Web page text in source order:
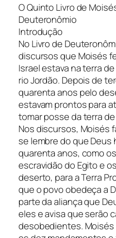
O Quinto Livro de
Deuteronômio
Introdução
No Livro de
discursos que Moisés
Israel estava na terra
rio Jordão. Depois de
quarenta anos pelo
estavam prontos para
tomar posse da terra de
Nos discursos, Moisés
se lembre do que
quarenta anos, como
escravidão do Egito e
deserto, para a Terra
que o povo obedeça a
parte da aliança que
eles e avisa que serão
desobedientes.